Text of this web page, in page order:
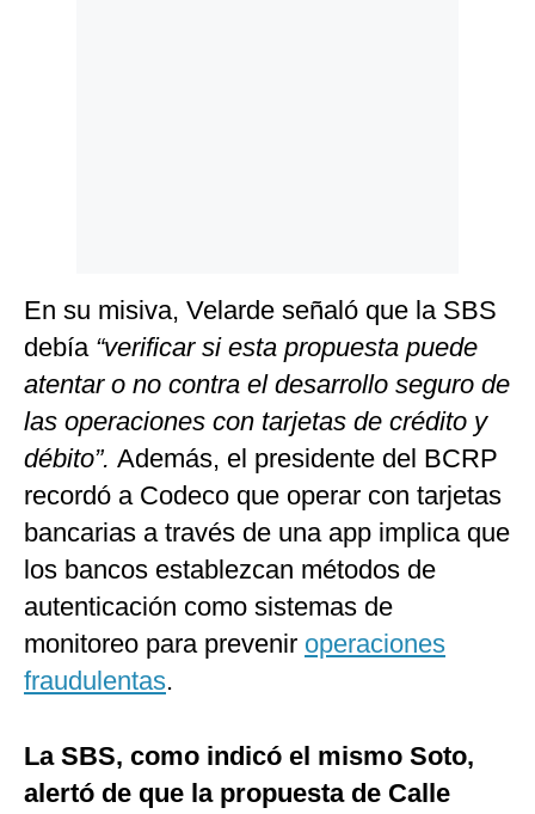
En su misiva, Velarde señaló que la SBS
debía “verificar si esta propuesta puede
atentar o no contra el desarrollo seguro de
las operaciones con tarjetas de crédito y
débito”. Además, el presidente del BCRP
recordó a Codeco que operar con tarjetas
bancarias a través de una app implica que
los bancos establezcan métodos de
autenticación como sistemas de
monitoreo para prevenir operaciones
fraudulentas.
La SBS, como indicó el mismo Soto,
alertó de que la propuesta de Calle